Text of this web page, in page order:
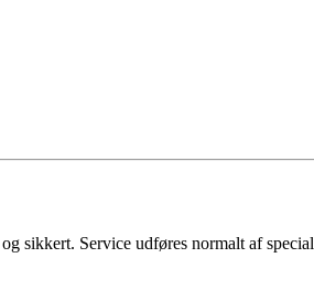
sikkert. Service udføres normalt af